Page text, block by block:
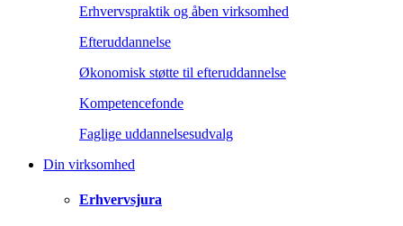
Erhvervspraktik og åben virksomhed
Efteruddannelse
Økonomisk støtte til efteruddannelse
Kompetencefonde
Faglige uddannelsesudvalg
Din virksomhed
Erhvervsjura